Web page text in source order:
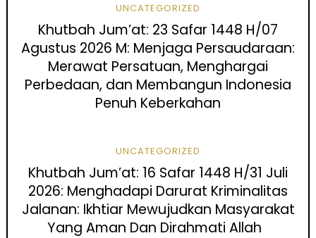
UNCATEGORIZED
Khutbah Jum’at: 23 Safar 1448 H/07
Agustus 2026 M: Menjaga Persaudaraan:
Merawat Persatuan, Menghargai
Perbedaan, dan Membangun Indonesia
Penuh Keberkahan
UNCATEGORIZED
Khutbah Jum’at: 16 Safar 1448 H/31 Juli
2026: Menghadapi Darurat Kriminalitas
Jalanan: Ikhtiar Mewujudkan Masyarakat
Yang Aman Dan Dirahmati Allah